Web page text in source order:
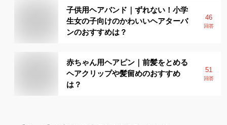
子供用ヘアバンド｜ずれない！小学
生女の子向けのかわいいヘアターバ
ンのおすすめは？
46
回答
赤ちゃん用ヘアピン｜前髪をとめる
ヘアクリップや髪留めのおすすめ
は？
51
回答